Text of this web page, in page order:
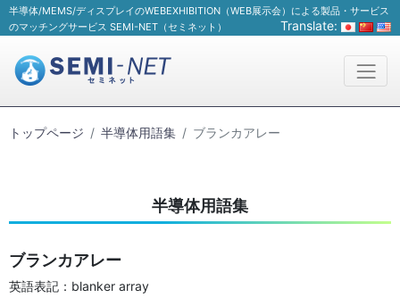
半導体/MEMS/ディスプレイのWEBEXHIBITION（WEB展示会）による製品・サービス
のマッチングサービス SEMI-NET（セミネット）
Translate:
トップページ 半導体用語集 ブランカアレー
半導体用語集
ブランカアレー
英語表記：blanker array